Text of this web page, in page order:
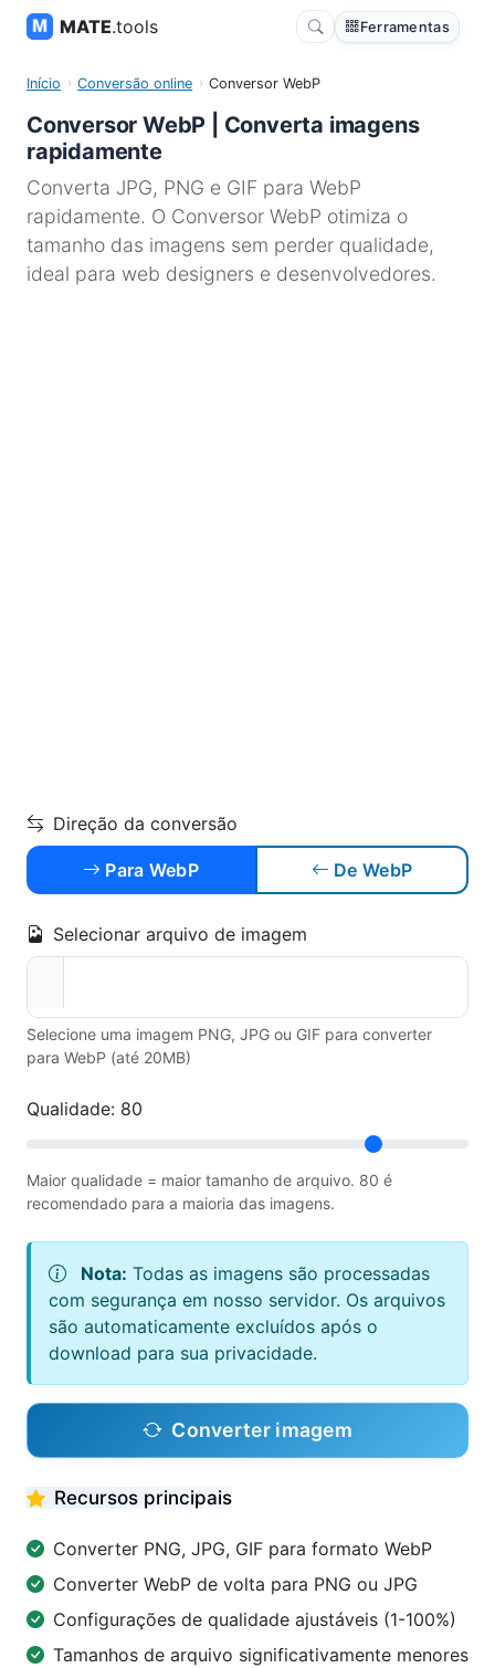
MATE.tools Ferramentas
Início Conversão online Conversor WebP
Conversor WebP | Converta imagens
rapidamente
Converta JPG, PNG e GIF para WebP
rapidamente. O Conversor WebP otimiza o
tamanho das imagens sem perder qualidade,
ideal para web designers e desenvolvedores.
Direção da conversão
Para WebP De WebP
Selecionar arquivo de imagem
Selecione uma imagem PNG, JPG ou GIF para converter
para WebP (até 20MB)
Qualidade: 80
Maior qualidade = maior tamanho de arquivo. 80 é
recomendado para a maioria das imagens.
Nota: Todas as imagens são processadas
com segurança em nosso servidor. Os arquivos
são automaticamente excluídos após o
download para sua privacidade.
Converter imagem
Recursos principais
Converter PNG, JPG, GIF para formato WebP
Converter WebP de volta para PNG ou JPG
Configurações de qualidade ajustáveis (1-100%)
Tamanhos de arquivo significativamente menores